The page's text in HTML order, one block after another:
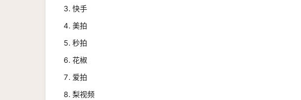
快手
美拍
秒拍
花椒
爱拍
梨视频